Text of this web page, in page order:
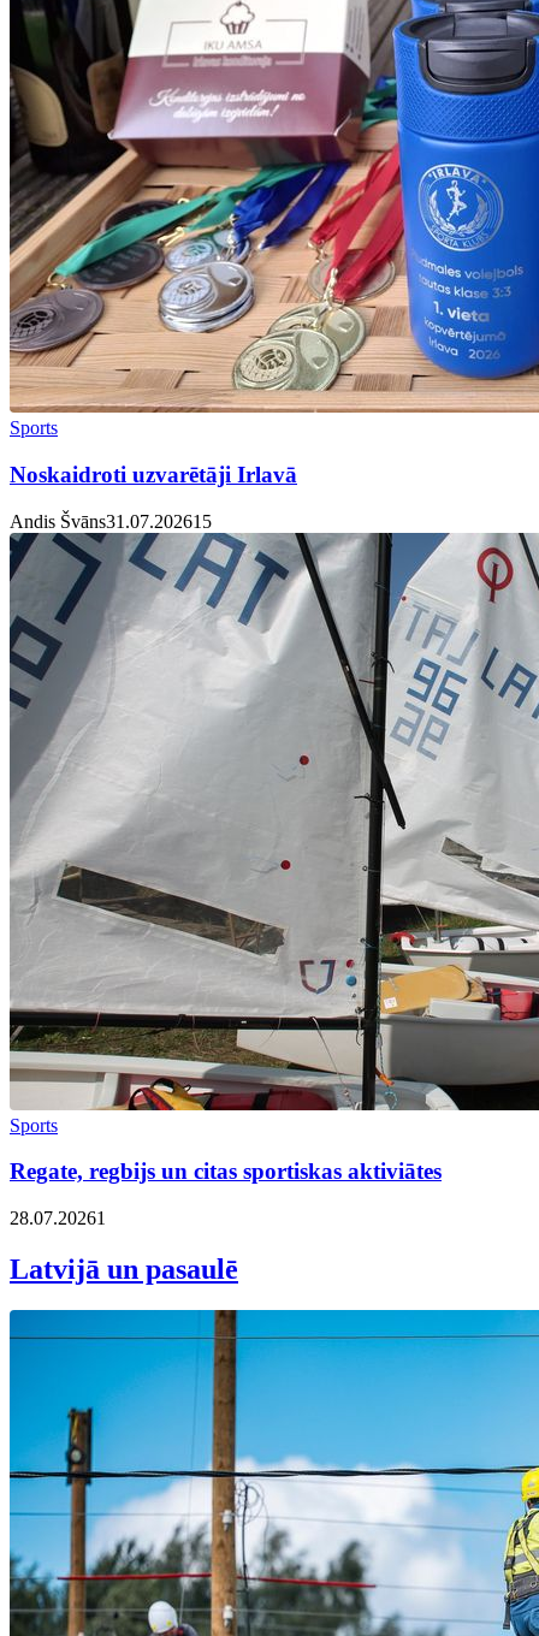
Sports
Noskaidroti uzvarētāji Irlavā
Andis Švāns31.07.20261 5
Sports
Regate, regbijs un citas sportiskas aktiviātes
28.07.20261
Latvijā un pasaulē